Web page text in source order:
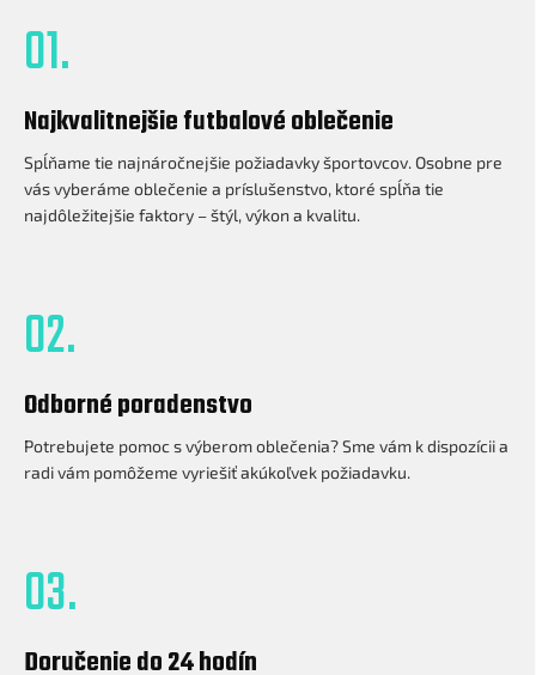
01.
Najkvalitnejšie futbalové oblečenie
Spĺňame tie najnáročnejšie požiadavky športovcov. Osobne pre
vás vyberáme oblečenie a príslušenstvo, ktoré spĺňa tie
najdôležitejšie faktory – štýl, výkon a kvalitu.
02.
Odborné poradenstvo
Potrebujete pomoc s výberom oblečenia? Sme vám k dispozícii a
radi vám pomôžeme vyriešiť akúkoľvek požiadavku.
03.
Doručenie do 24 hodín